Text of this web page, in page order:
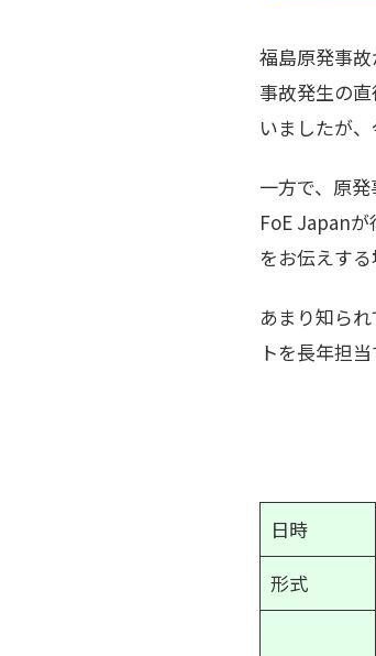
福島原発事故
事故発生の
いましたが、
一方で、原
FoE Japan
をお伝えする
あまり知ら
トを長年担
日時
形式